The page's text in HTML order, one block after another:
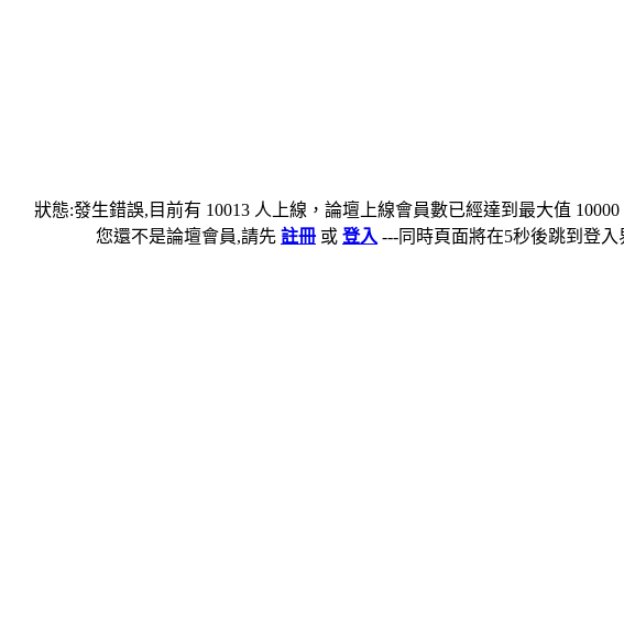
狀態:發生錯誤,目前有 10013 人上線，論壇上線會員數已經達到最大值
您還不是論壇會員,請先 註冊 或 登入 ---同時頁面將在5秒後跳到登入